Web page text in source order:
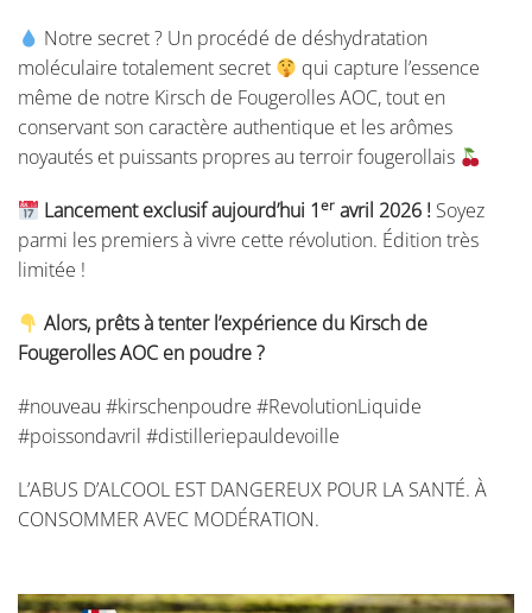
Notre secret ? Un procédé de déshydratation
moléculaire totalement secret
qui capture l’essence
même de notre Kirsch de Fougerolles AOC, tout en
conservant son caractère authentique et les arômes
noyautés et puissants propres au terroir fougerollais
Lancement exclusif aujourd’hui 1er avril 2026 ! Soyez
parmi les premiers à vivre cette révolution. Édition très
limitée !
Alors, prêts à tenter l’expérience du Kirsch de
Fougerolles AOC en poudre ?
#nouveau #kirschenpoudre #RevolutionLiquide
#poissondavril #distilleriepauldevoille
L’ABUS D’ALCOOL EST DANGEREUX POUR LA SANTÉ. À
CONSOMMER AVEC MODÉRATION.